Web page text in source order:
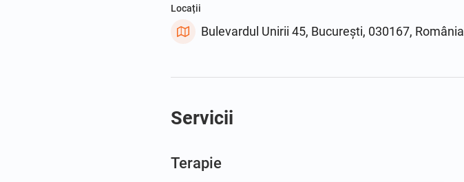
Locații
Bulevardul Unirii 45, București, 030167, România
Servicii
Terapie